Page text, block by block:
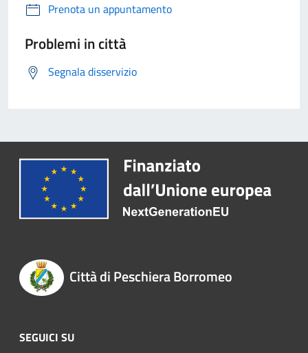
Prenota un appuntamento
Problemi in città
Segnala disservizio
Città di Peschiera Borromeo
SEGUICI SU